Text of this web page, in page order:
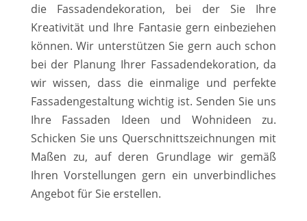
die Fassadendekoration, bei der Sie Ihre
Kreativität und Ihre Fantasie gern einbeziehen
können. Wir unterstützen Sie gern auch schon
bei der Planung Ihrer Fassadendekoration, da
wir wissen, dass die einmalige und perfekte
Fassadengestaltung wichtig ist. Senden Sie uns
Ihre Fassaden Ideen und Wohnideen zu.
Schicken Sie uns Querschnittszeichnungen mit
Maßen zu, auf deren Grundlage wir gemäß
Ihren Vorstellungen gern ein unverbindliches
Angebot für Sie erstellen.